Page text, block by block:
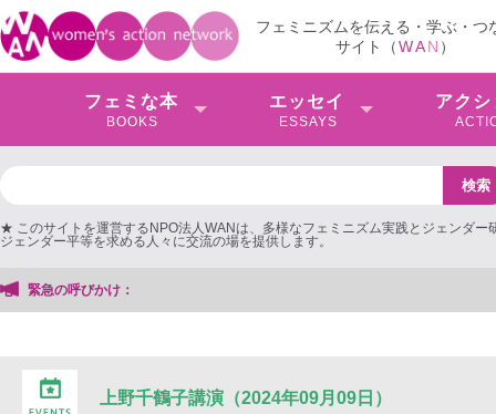
フェミニズムを伝える・学ぶ・つ
サイト（WAN ）
フェミな本
BOOKS
エッセイ
ESSAYS
アクシ
★ このサイトを運営するNPO法人WANは、多様なフェミニズム実践とジェンダー
ジェンダー平等を求める人々に交流の場を提供します。
緊急の呼びかけ：
上野千鶴子講演（2024年09月09日）